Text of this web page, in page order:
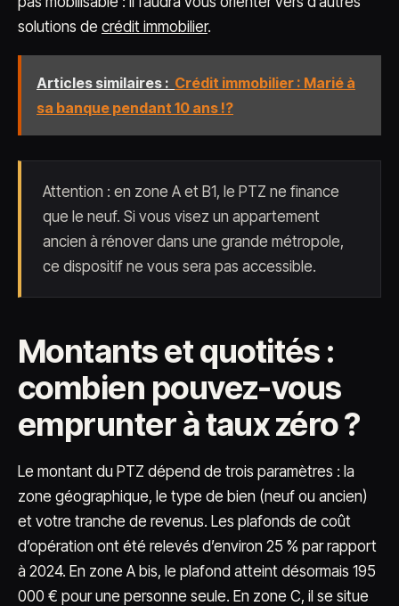
solutions de crédit immobilier.
Articles similaires : Crédit immobilier : Marié à
sa banque pendant 10 ans !?
Attention : en zone A et B1, le PTZ ne finance
que le neuf. Si vous visez un appartement
ancien à rénover dans une grande métropole,
ce dispositif ne vous sera pas accessible.
Montants et quotités :
combien pouvez-vous
emprunter à taux zéro ?
Le montant du PTZ dépend de trois paramètres : la
zone géographique, le type de bien (neuf ou ancien)
et votre tranche de revenus. Les plafonds de coût
d’opération ont été relevés d’environ 25 % par rapport
à 2024. En zone A bis, le plafond atteint désormais 195
000 € pour une personne seule. En zone C, il se situe